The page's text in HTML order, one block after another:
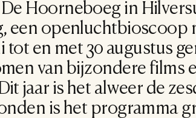
Hoorneboeg in
een openluchtbioscoop
tot en met 30 augustus
van bijzondere films
jaar is het alweer de
is het programma